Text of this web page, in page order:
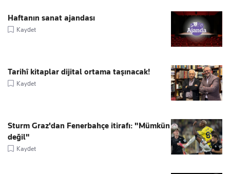
Haftanın sanat ajandası
Kaydet
Tarihî kitaplar dijital ortama taşınacak!
Kaydet
Sturm Graz'dan Fenerbahçe itirafı: "Mümkün
değil"
Kaydet